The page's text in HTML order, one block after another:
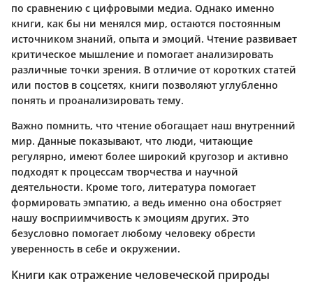
по сравнению с цифровыми медиа. Однако именно
книги, как бы ни менялся мир, остаются постоянным
источником знаний, опыта и эмоций. Чтение развивает
критическое мышление и помогает анализировать
различные точки зрения. В отличие от коротких статей
или постов в соцсетях, книги позволяют углубленно
понять и проанализировать тему.
Важно помнить, что чтение обогащает наш внутренний
мир. Данные показывают, что люди, читающие
регулярно, имеют более широкий кругозор и активно
подходят к процессам творчества и научной
деятельности. Кроме того, литература помогает
формировать эмпатию, а ведь именно она обостряет
нашу восприимчивость к эмоциям других. Это
безусловно помогает любому человеку обрести
уверенность в себе и окружении.
Книги как отражение человеческой природы